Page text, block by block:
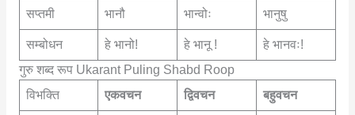
सप्तमी भानौ भान्वोः भानुषु
सम्बोधन हे भानो! हे भानू !
हे भानवः!
गुरु शब्द रूप Ukarant Puling Shabd Roop
विभक्ति
एकवचन द्विवचन बहुवचन